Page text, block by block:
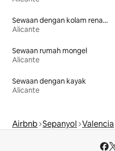
Sewaan dengan kolam renang
Alicante
Sewaan rumah mongel
Alicante
Sewaan dengan kayak
Alicante
Airbnb Sepanyol Valencia